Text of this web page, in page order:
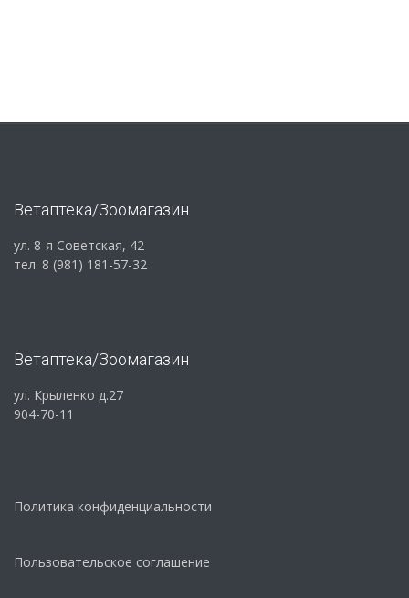
Ветаптека/Зоомагазин
ул. 8-я Советская, 42
тел. 8 (981) 181-57-32
Ветаптека/Зоомагазин
ул. Крыленко д.27
904-70-11
Политика конфиденциальности
Пользовательское соглашение